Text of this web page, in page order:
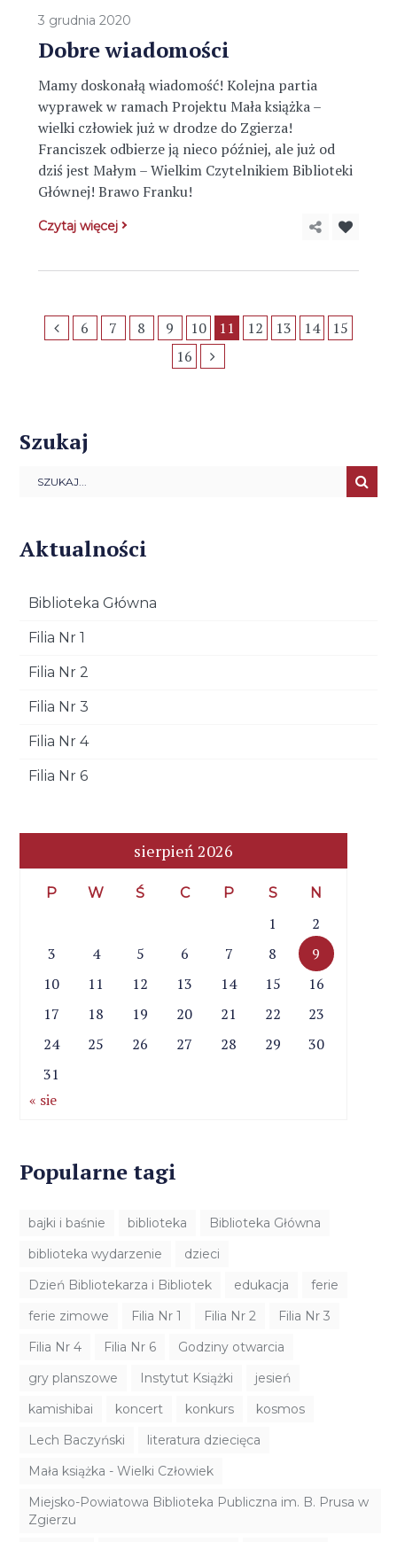
3 grudnia 2020
Dobre wiadomości
Mamy doskonałą wiadomość! Kolejna partia
wyprawek w ramach Projektu Mała książka –
wielki człowiek już w drodze do Zgierza!
Franciszek odbierze ją nieco później, ale już od
dziś jest Małym – Wielkim Czytelnikiem Biblioteki
Głównej! Brawo Franku!
Czytaj więcej
6 7 8 9 10 11 12 13 14
15
16
Szukaj
Aktualności
Biblioteka Główna
Filia Nr 1
Filia Nr 2
Filia Nr 3
Filia Nr 4
Filia Nr 6
sierpień 2026
P W Ś C P S N
1
2
3
4 5 6 7 8
9
10
11 12 13 14 15
16
17
18 19 20 21 22
23
24
25 26 27 28 29
30
31
« sie
Popularne tagi
bajki i baśnie biblioteka
Biblioteka Główna
biblioteka wydarzenie
dzieci
Dzień Bibliotekarza i Bibliotek
edukacja
ferie
ferie zimowe
Filia Nr 1 Filia Nr 2
Filia Nr 3
Filia Nr 4
Filia Nr 6
Godziny otwarcia
gry planszowe
Instytut Książki
jesień
kamishibai
koncert konkurs
kosmos
Lech Baczyński
literatura dziecięca
Mała książka - Wielki Człowiek
Miejsko-Powiatowa Biblioteka Publiczna im. B. Prusa w
Zgierzu